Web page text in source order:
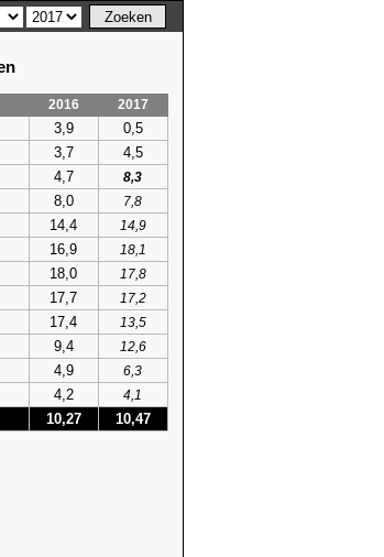
2016
2017
3,9 0,5
3,7 4,5
4,7
8,3
8,0
7,8
14,4
14,9
16,9
18,1
18,0
17,8
17,7
17,2
17,4
13,5
9,4
12,6
4,9
6,3
4,2 4,1
10,27 10,47